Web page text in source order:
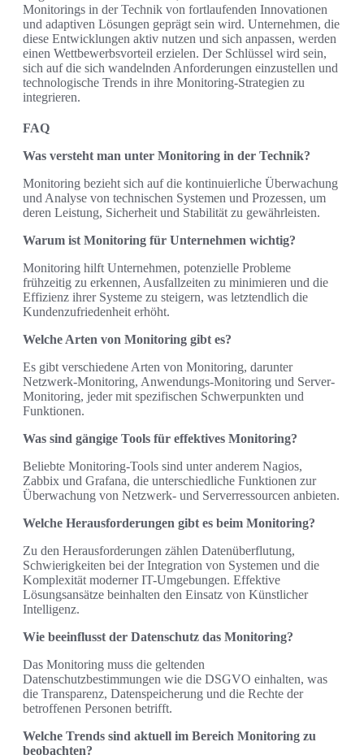
Monitorings in der Technik von fortlaufenden Innovationen
und adaptiven Lösungen geprägt sein wird. Unternehmen, die
diese Entwicklungen aktiv nutzen und sich anpassen, werden
einen Wettbewerbsvorteil erzielen. Der Schlüssel wird sein,
sich auf die sich wandelnden Anforderungen einzustellen und
technologische Trends in ihre Monitoring-Strategien zu
integrieren.
FAQ
Was versteht man unter Monitoring in der Technik?
Monitoring bezieht sich auf die kontinuierliche Überwachung
und Analyse von technischen Systemen und Prozessen, um
deren Leistung, Sicherheit und Stabilität zu gewährleisten.
Warum ist Monitoring für Unternehmen wichtig?
Monitoring hilft Unternehmen, potenzielle Probleme
frühzeitig zu erkennen, Ausfallzeiten zu minimieren und die
Effizienz ihrer Systeme zu steigern, was letztendlich die
Kundenzufriedenheit erhöht.
Welche Arten von Monitoring gibt es?
Es gibt verschiedene Arten von Monitoring, darunter
Netzwerk-Monitoring, Anwendungs-Monitoring und Server-
Monitoring, jeder mit spezifischen Schwerpunkten und
Funktionen.
Was sind gängige Tools für effektives Monitoring?
Beliebte Monitoring-Tools sind unter anderem Nagios,
Zabbix und Grafana, die unterschiedliche Funktionen zur
Überwachung von Netzwerk- und Serverressourcen anbieten.
Welche Herausforderungen gibt es beim Monitoring?
Zu den Herausforderungen zählen Datenüberflutung,
Schwierigkeiten bei der Integration von Systemen und die
Komplexität moderner IT-Umgebungen. Effektive
Lösungsansätze beinhalten den Einsatz von Künstlicher
Intelligenz.
Wie beeinflusst der Datenschutz das Monitoring?
Das Monitoring muss die geltenden
Datenschutzbestimmungen wie die DSGVO einhalten, was
die Transparenz, Datenspeicherung und die Rechte der
betroffenen Personen betrifft.
Welche Trends sind aktuell im Bereich Monitoring zu
beobachten?